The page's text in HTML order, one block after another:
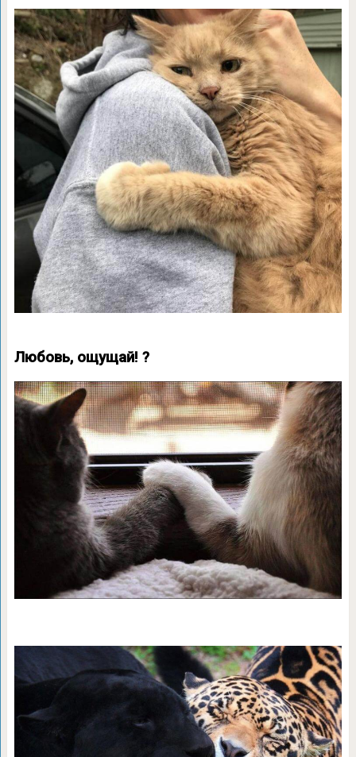
Любовь, ощущай! ?